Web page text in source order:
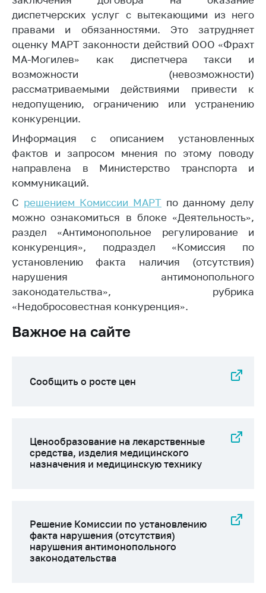
Важное на сайте
Сообщить о росте
цен
Ценообразование
на лекарственные
средства, изделия
медицинского
назначения и
медицинскую
технику
Решение Комиссии
по установлению
факта нарушения
(отсутствия)
нарушения
антимонопольного
законодательства
Предостережения и
предупреждения
Общественное
обсуждение
проектов
Маркировка
ведения бизнеса
COVID-19 для
субъектов торговли,
общественного
вопросам
антимонопольного
регулирования и
конкурентной
диспетчерских услуг с вытекающими из него
правами и обязанностями. Это затрудняет
оценку МАРТ законности действий ООО «Фрахт
МА-Могилев» как диспетчера такси и
возможности (невозможности)
рассматриваемыми действиями привести к
недопущению, ограничению или устранению
конкуренции.
Информация с описанием установленных
фактов и запросом мнения по этому поводу
направлена в Министерство транспорта и
коммуникаций.
С решением Комиссии МАРТ по данному делу
можно ознакомиться в блоке «Деятельность»,
раздел «Антимонопольное регулирование и
конкуренция», подраздел «Комиссия по
установлению факта наличия (отсутствия)
нарушения антимонопольного
законодательства», рубрика
«Недобросовестная конкуренция».
Важное на сайте
Сообщить о росте цен
Ценообразование на лекарственные
средства, изделия медицинского
назначения и медицинскую технику
Решение Комиссии по установлению
факта нарушения (отсутствия)
нарушения антимонопольного
законодательства